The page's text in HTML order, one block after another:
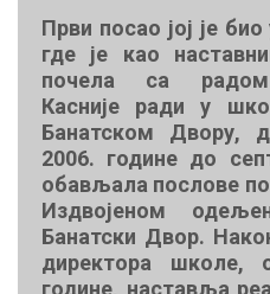
Први посао јој је
где је као
почела са радом
Касније ради у
Банатском Двору,
2006. године до
обављала послове
Издвојеном
Банатски Двор.
директора школе,
године, наставља